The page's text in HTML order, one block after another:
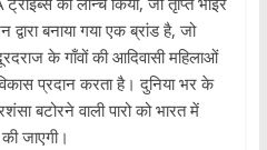
बनाया गया एक ब्रांड है, जो
के गाँवों की आदिवासी महिलाओं
प्रदान करता है। दुनिया भर के
बटोरने वाली पारो को भारत में
जाएगी।